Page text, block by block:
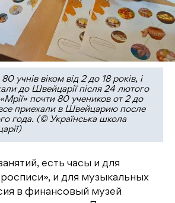
учнів віком від 2 до 18 років, i
до Швейцарії після 24 лютого
почти 80 учеников от 2 до
все приехали в Швейцарию после
года. (© Українська школа
есть часы и для
и для музыкальных
в финансовый музей